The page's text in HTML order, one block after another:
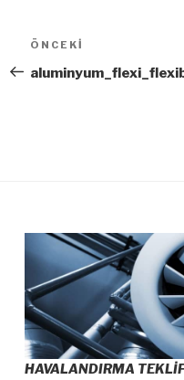
Yazı
dolaşımı
Önceki
Yazı
ÖNCEKI
HAVALANDIRMA